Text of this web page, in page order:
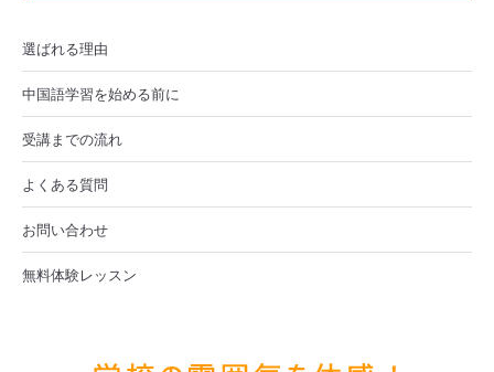
選ばれる理由
中国語学習を始める前に
受講までの流れ
よくある質問
お問い合わせ
無料体験レッスン